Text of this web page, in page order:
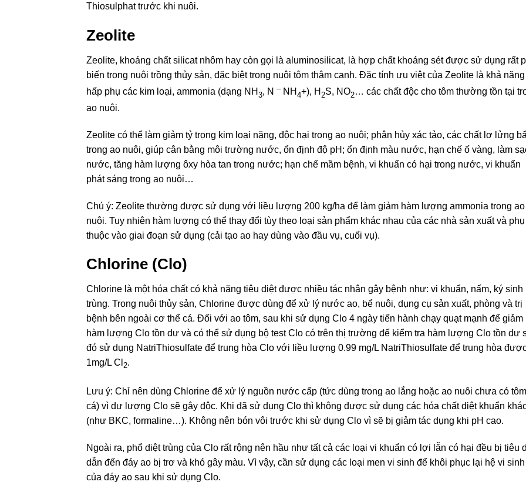
Thiosulphat trước khi nuôi.
Zeolite
Zeolite, khoáng chất silicat nhôm hay còn gọi là aluminosilicat, là hợp chất khoáng sét được sử dụng rất
biến trong nuôi trồng thủy sản, đặc biệt trong nuôi tôm thâm canh. Đặc tính ưu việt của Zeolite là khả năng
hấp phụ các kim loại, ammonia (dạng NH 3, N –NH 4+), H 2S, NO2… các chất độc cho tôm thường tồn tại
ao nuôi.
Zeolite có thể làm giảm tỷ trọng kim loại nặng, độc hại trong ao nuôi; phân hủy xác tảo, các chất lơ lửng
trong ao nuôi, giúp cân bằng môi trường nước, ổn định độ pH; ổn định màu nước, hạn chế ố vàng, làm
nước, tăng hàm lượng ôxy hòa tan trong nước; hạn chế mầm bệnh, vi khuẩn có hại trong nước, vi khuẩn
phát sáng trong ao nuôi…
Chú ý: Zeolite thường được sử dụng với liều lượng 200 kg/ha để làm giảm hàm lượng ammonia trong ao
nuôi. Tuy nhiên hàm lượng có thể thay đổi tùy theo loại sản phẩm khác nhau của các nhà sản xuất và phụ
thuộc vào giai đoạn sử dụng (cải tạo ao hay dùng vào đầu vụ, cuối vụ).
Chlorine (Clo)
Chlorine là một hóa chất có khả năng tiêu diệt được nhiều tác nhân gây bệnh như: vi khuẩn, nấm, ký sinh
trùng. Trong nuôi thủy sản, Chlorine được dùng để xử lý nước ao, bể nuôi, dụng cụ sản xuất, phòng và trị
bệnh bên ngoài cơ thể cá. Đối với ao tôm, sau khi sử dụng Clo 4 ngày tiến hành chạy quạt mạnh để giảm
hàm lượng Clo tồn dư và có thể sử dụng bộ test Clo có trên thị trường để kiểm tra hàm lượng Clo tồn dư
đó sử dụng NatriThiosulfate để trung hòa Clo với liều lượng 0.99 mg/L NatriThiosulfate để trung hòa
1mg/L Cl 2.
Lưu ý: Chỉ nên dùng Chlorine để xử lý nguồn nước cấp (tức dùng trong ao lắng hoặc ao nuôi chưa có tôm
cá) vì dư lượng Clo sẽ gây độc. Khi đã sử dụng Clo thì không được sử dụng các hóa chất diệt khuẩn
(như BKC, formaline…). Không nên bón vôi trước khi sử dụng Clo vì sẽ bị giảm tác dụng khi pH cao.
Ngoài ra, phổ diệt trùng của Clo rất rộng nên hầu như tất cả các loại vi khuẩn có lợi lẫn có hại đều bị tiêu
dẫn đến đáy ao bị trơ và khó gây màu. Vì vậy, cần sử dụng các loại men vi sinh để khôi phục lại hệ vi sinh
của đáy ao sau khi sử dụng Clo.